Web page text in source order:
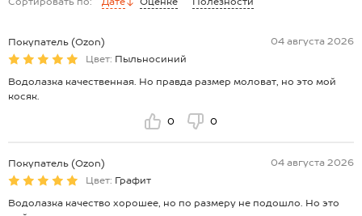
Покупатель (Ozon)
04 августа 2026
Цвет: Пыльносиний
Водолазка качественная. Но правда размер моловат, но это мой
косяк.
0 0
Покупатель (Ozon)
04 августа 2026
Цвет: Графит
Водолазка качество хорошее, но по размеру не подошло. Но это